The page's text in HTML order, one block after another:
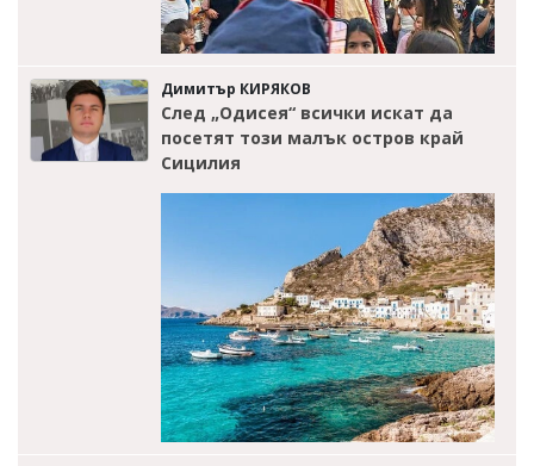
Димитър КИРЯКОВ
След „Одисея“ всички искат да
посетят този малък остров край
Сицилия